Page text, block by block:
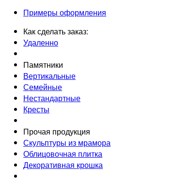
Примеры оформления
Как сделать заказ:
Удаленно
Памятники
Вертикальные
Семейные
Нестандартные
Кресты
Прочая продукция
Скульптуры из мрамора
Облицовочная плитка
Декоративная крошка